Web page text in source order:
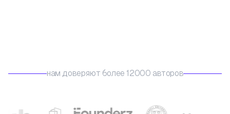
нам доверяют более 12000 авторов